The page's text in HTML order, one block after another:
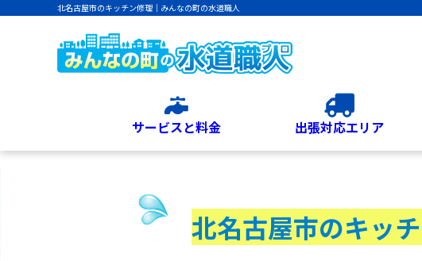
北名古屋市のキッチン修理｜みんなの町の水道職人
サービスと料金 出張対応エリア
北名古屋市のキッ